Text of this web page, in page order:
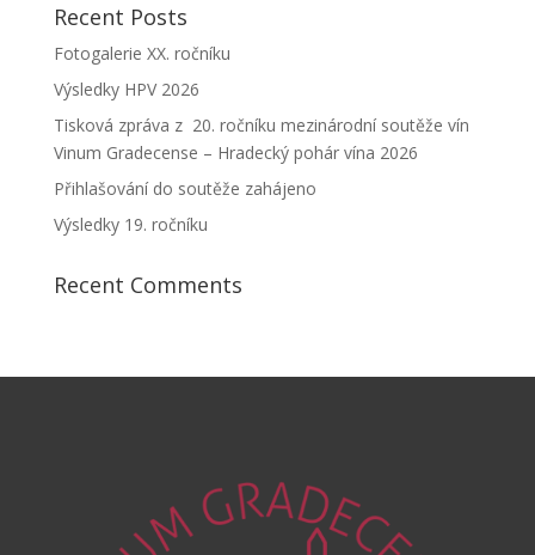
Recent Posts
Fotogalerie XX. ročníku
Výsledky HPV 2026
Tisková zpráva z 20. ročníku mezinárodní soutěže vín
Vinum Gradecense – Hradecký pohár vína 2026
Přihlašování do soutěže zahájeno
Výsledky 19. ročníku
Recent Comments